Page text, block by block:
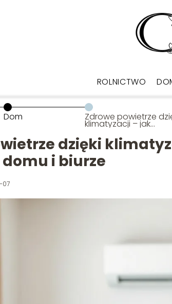
ROLNICTWO
Dom Zdrowe powietrze
klimatyzacji – jak
zadbać o komfort w
domu i biurze
dzięki
i biurze
07